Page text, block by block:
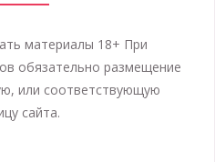
материалы 18+ При
обязательно размещение
или соответствующую
сайта.